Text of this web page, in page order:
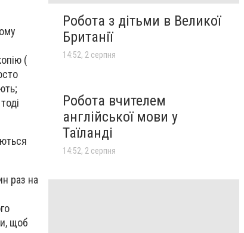
(
раз на
щоб
Робота з дітьми в Великої
Британії
14:52, 2 серпня
Робота вчителем
англійської мови у
Таїланді
14:52, 2 серпня